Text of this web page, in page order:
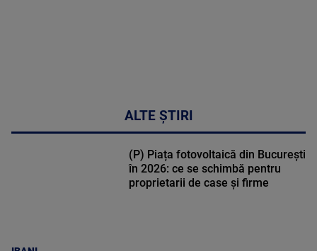
ALTE ȘTIRI
(P) Piața fotovoltaică din București
în 2026: ce se schimbă pentru
proprietarii de case și firme